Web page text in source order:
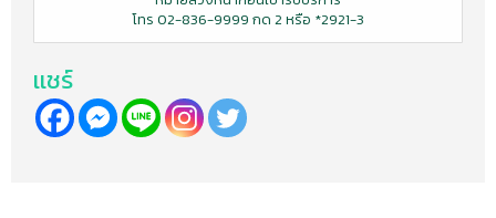
โทร 02-836-9999 กด 2 หรือ *2921-3
เเชร์